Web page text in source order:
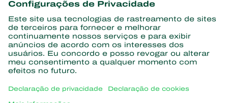
informações
Assine aqui
Parceiros com a natureza
Sobre a Koppert